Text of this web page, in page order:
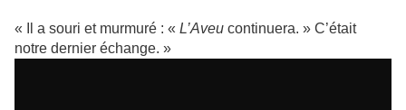
« Il a souri et murmuré : « L’Aveu continuera. » C’était
notre dernier échange. »